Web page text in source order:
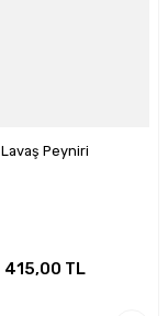
Lavaş Peyniri
415,00 TL